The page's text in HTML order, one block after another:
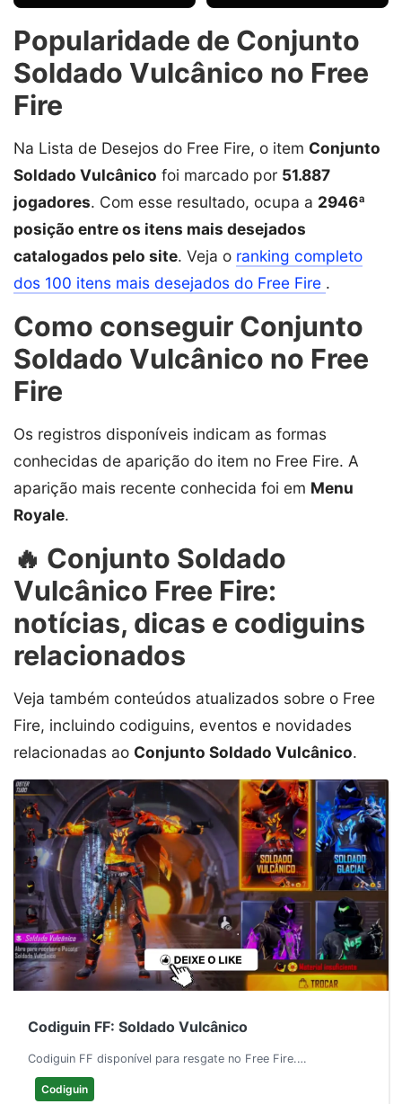
Popularidade de Conjunto
Soldado Vulcânico no Free
Fire
Na Lista de Desejos do Free Fire, o item Conjunto
Soldado Vulcânico foi marcado por 51.887
jogadores. Com esse resultado, ocupa a 2946ª
posição entre os itens mais desejados
catalogados pelo site. Veja o ranking completo
dos 100 itens mais desejados do Free Fire .
Como conseguir Conjunto
Soldado Vulcânico no Free
Fire
Os registros disponíveis indicam as formas
conhecidas de aparição do item no Free Fire. A
aparição mais recente conhecida foi em Menu
Royale.
🔥 Conjunto Soldado
Vulcânico Free Fire:
notícias, dicas e codiguins
relacionados
Veja também conteúdos atualizados sobre o Free
Fire, incluindo codiguins, eventos e novidades
relacionadas ao Conjunto Soldado Vulcânico.
Codiguin FF: Soldado Vulcânico
Codiguin FF disponível para resgate no Free Fire.…
Codiguin